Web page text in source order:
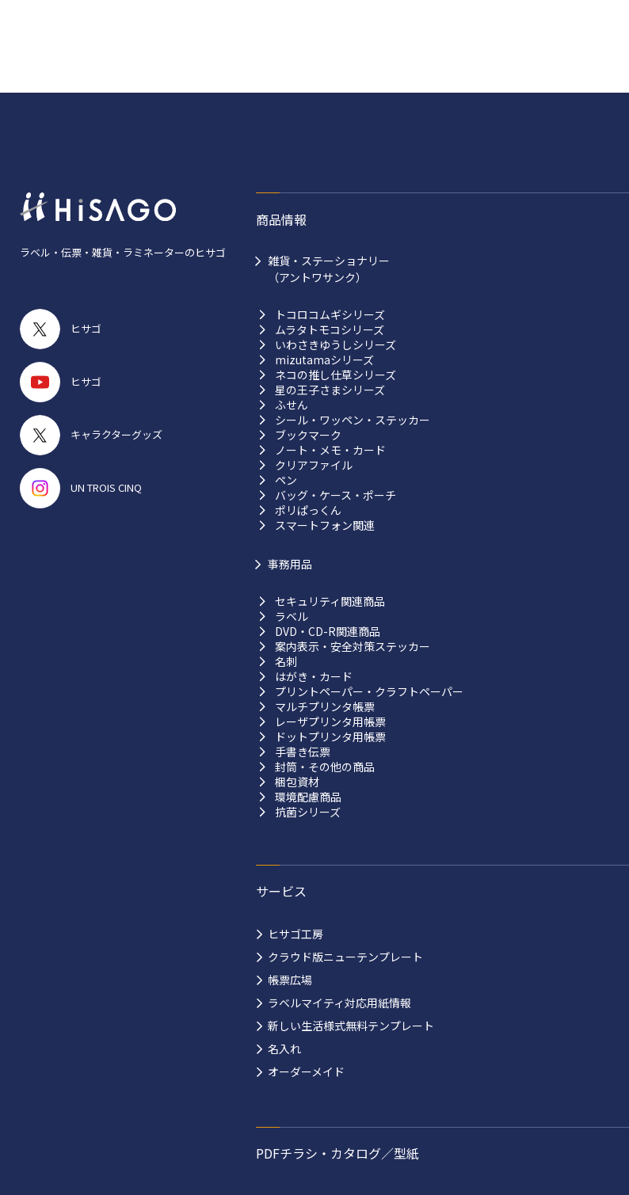
ラベル・伝票・雑貨・ラミネーターのヒサゴ
ヒサゴ
ヒサゴ
キャラクターグッズ
UN TROIS CINQ
商品情報
雑貨・ステーショナリー
（アントワサンク）
トコロコムギシリーズ
ムラタトモコシリーズ
いわさきゆうしシリーズ
mizutamaシリーズ
ネコの推し仕草シリーズ
星の王子さまシリーズ
ふせん
シール・ワッペン・ステッカー
ブックマーク
ノート・メモ・カード
クリアファイル
ペン
バッグ・ケース・ポーチ
ポリぱっくん
スマートフォン関連
事務用品
セキュリティ関連商品
ラベル
DVD・CD-R関連商品
案内表示・安全対策ステッカー
名刺
はがき・カード
プリントペーパー・クラフトペーパー
マルチプリンタ帳票
レーザプリンタ用帳票
ドットプリンタ用帳票
手書き伝票
封筒・その他の商品
梱包資材
環境配慮商品
抗菌シリーズ
サービス
ヒサゴ工房
クラウド版ニューテンプレート
帳票広場
ラベルマイティ対応用紙情報
新しい生活様式無料テンプレート
名入れ
オーダーメイド
PDFチラシ・カタログ／型紙